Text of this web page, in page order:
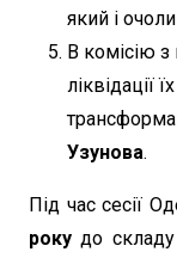
який і
В комісію з
ліквідації
Узунова.
Під час сесії
року до